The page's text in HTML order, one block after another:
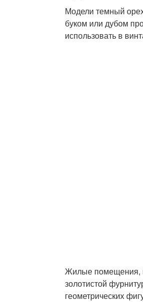
Модели темный
буком или дубом
использовать в
Жилые помещения,
золотистой
геометрических